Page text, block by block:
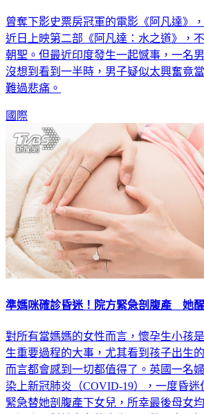
曾奪下影史票房冠軍的電影《阿凡達》
近日上映第二部《阿凡達：水之道》，
朝聖。但最近印度發生一起憾事，一名
沒想到看到一半時，男子疑似太興奮竟
難過悲痛。
國際
準媽咪確診昏迷！院方緊急剖腹產 她
對所有當媽媽的女性而言，懷孕生小孩
生重要過程的大事，尤其看到孩子出生
而言都會感到一切都值得了。英國一名
染上新冠肺炎（COVID-19），一度昏迷
緊急替她剖腹產下女兒，所幸最後母女